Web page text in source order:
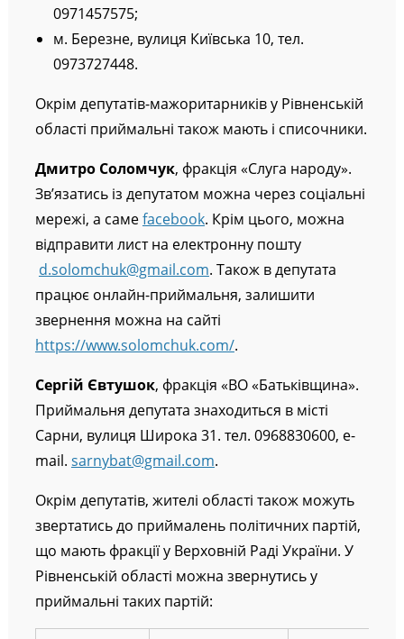
0971457575;
м. Березне, вулиця Київська 10, тел.
0973727448.
Окрім депутатів-мажоритарників у Рівненській
області приймальні також мають і списочники.
Дмитро Соломчук, фракція «Слуга народу».
Зв’язатись із депутатом можна через соціальні
мережі, а самеfacebook. Крім цього, можна
відправити лист на електронну пошту
d.solomchuk@gmail.com. Також в депутата
працює онлайн-приймальня, залишити
звернення можна на сайті
https://www.solomchuk.com/.
Сергій Євтушок, фракція «ВО «Батьківщина».
Приймальня депутата знаходиться в місті
Сарни, вулиця Широка 31. тел. 0968830600, e-
mail. sarnybat@gmail.com.
Окрім депутатів, жителі області також можуть
звертатись до приймалень політичних партій,
що мають фракції у Верховній Раді України. У
Рівненській області можна звернутись у
приймальні таких партій: